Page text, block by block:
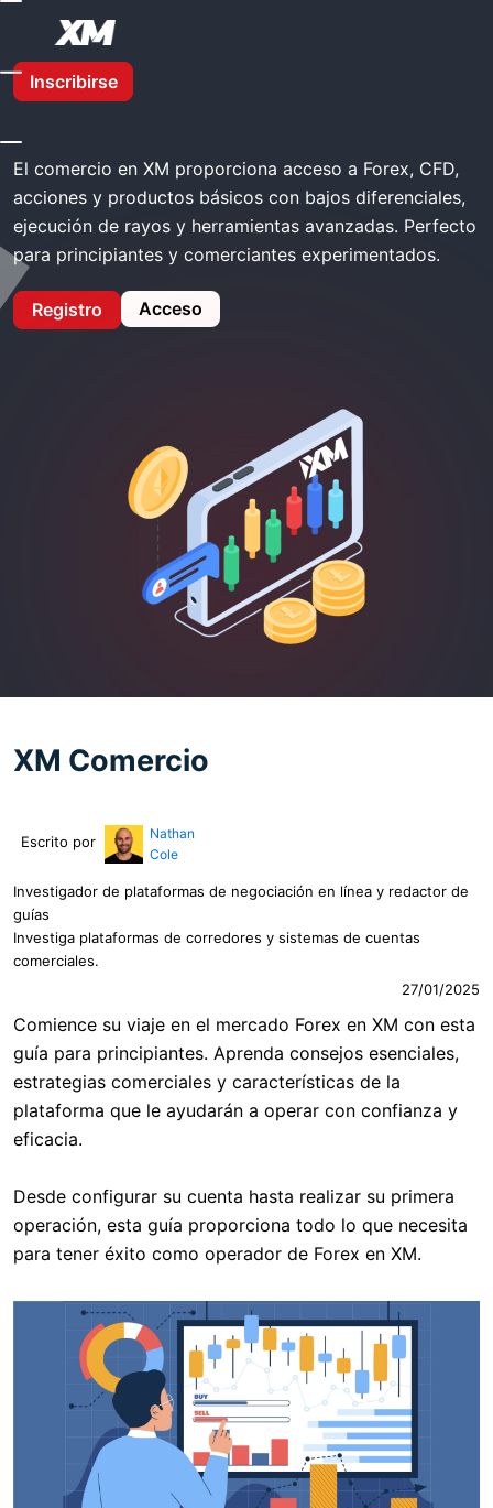
Inscribirse
Inicio XM Comercio
XM Comercio
El comercio en XM proporciona acceso a Forex, CFD,
acciones y productos básicos con bajos diferenciales,
ejecución de rayos y herramientas avanzadas. Perfecto
para principiantes y comerciantes experimentados.
Registro Acceso
XM Comercio
Escrito por
Nathan
Cole
Investigador de plataformas de negociación en línea y redactor de
guías
Investiga plataformas de corredores y sistemas de cuentas
comerciales.
27/01/2025
Comience su viaje en el mercado Forex en XM con esta
guía para principiantes. Aprenda consejos esenciales,
estrategias comerciales y características de la
plataforma que le ayudarán a operar con confianza y
eficacia.
Desde configurar su cuenta hasta realizar su primera
operación, esta guía proporciona todo lo que necesita
para tener éxito como operador de Forex en XM.